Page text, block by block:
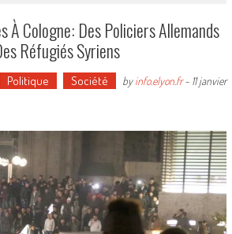
À Cologne: Des Policiers Allemands
Réfugiés Syriens
Politique Société byinfo.elyon.fr- 11 janvier